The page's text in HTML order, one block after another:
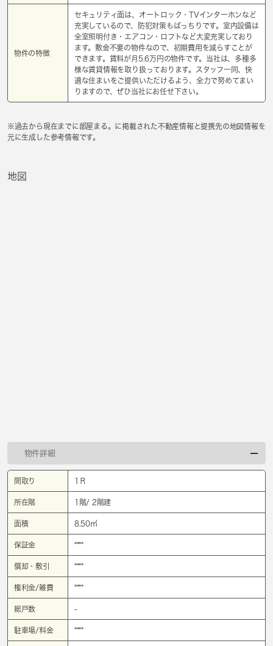
物件の特徴
セキュリティ面は、オートロック・TVインターホンなど
充実しているので、防犯対策もばっちりです。室内設備は
全室照明付き・エアコン・ロフトなど大変充実しており
ます。敷金不要の物件なので、初期費用を減らすことが
できます。賃料が月5.6万円の物件です。当社は、多種多
様な賃貸情報を取り扱っております。スタッフ一同、快
適な住まいをご提供いただけるよう、全力で努めてまい
りますので、ぜひ当社にお任せ下さい。
※過去から現在までに部屋まる。に掲載された不動産情報と提携先の地図情報を
元に生成した参考情報です。
地図
物件詳細
間取り 1Ｒ
所在階 1階/ 2階建
面積 8.50㎡
保証金 ****
償却・敷引 ****
権利金/雑費 ****
総戸数 -
駐車場/料金 ****